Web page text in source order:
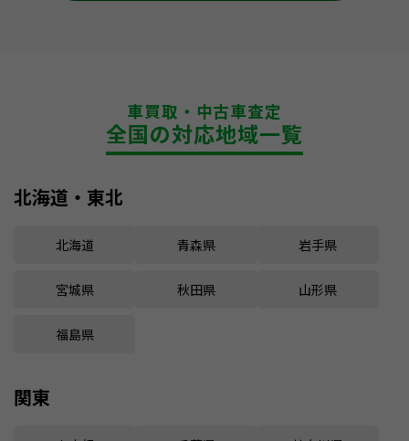
車買取・中古車査定
全国の対応地域一覧
北海道・東北
北海道 青森県 岩手県
宮城県 秋田県 山形県
福島県
関東